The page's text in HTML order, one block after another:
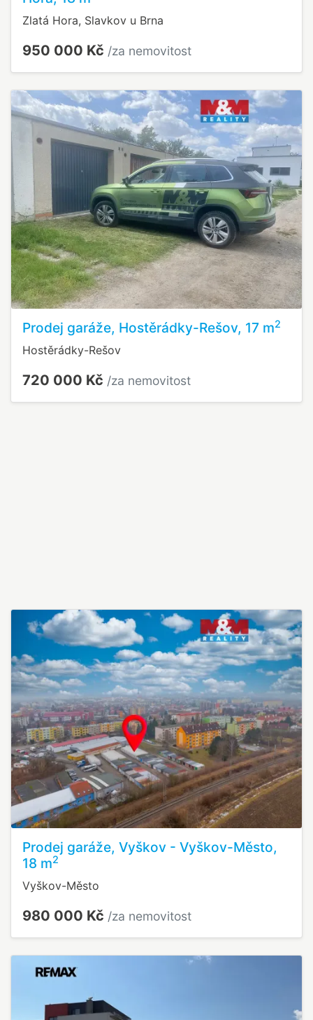
Zlatá Hora, Slavkov u Brna
950 000 Kč /za nemovitost
Prodej garáže, Hostěrádky-Rešov, 17 m2
Hostěrádky-Rešov
720 000 Kč /za nemovitost
Prodej garáže, Vyškov - Vyškov-Město,
18 m2
Vyškov-Město
980 000 Kč /za nemovitost